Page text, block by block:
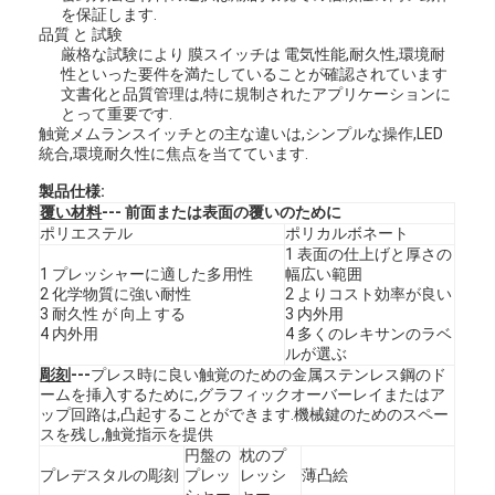
家へ
製品
ビデオ
を保証します.
品質 と 試験
厳格な試験により 膜スイッチは 電気性能,耐久性,環境耐
性といった要件を満たしていることが確認されています
文書化と品質管理は,特に規制されたアプリケーションに
とって重要です.
触覚メムランスイッチとの主な違いは,シンプルな操作,LED
統合,環境耐久性に焦点を当てています.
製品仕様:
覆い材料--- 前面または表面の覆いのために
ポリエステル
ポリカルボネート
1 プレッシャーに適した多用性
2 化学物質に強い耐性
3 耐久性 が 向上 する
4 内外用
1 表面の仕上げと厚さの
幅広い範囲
2 よりコスト効率が良い
3 内外用
4 多くのレキサンのラベ
ルが選ぶ
彫刻 ---プレス時に良い触覚のための金属ステンレス鋼のド
ームを挿入するために,グラフィックオーバーレイまたはア
ップ回路は,凸起することができます.機械鍵のためのスペー
スを残し,触覚指示を提供
プレデスタルの彫刻
円盤の
プレッ
枕のプ
レッシ
薄凸絵